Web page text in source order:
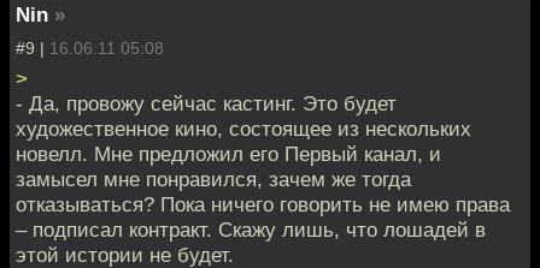
Nin »
#9 | 16.06.11 05:08
>
- Да, провожу сейчас кастинг. Это будет
художественное кино, состоящее из нескольких
новелл. Мне предложил его Первый канал, и
замысел мне понравился, зачем же тогда
отказываться? Пока ничего говорить не имею права
– подписал контракт. Скажу лишь, что лошадей в
этой истории не будет.